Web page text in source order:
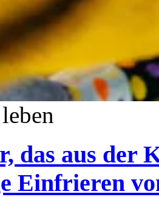
das aus der
Einfrieren